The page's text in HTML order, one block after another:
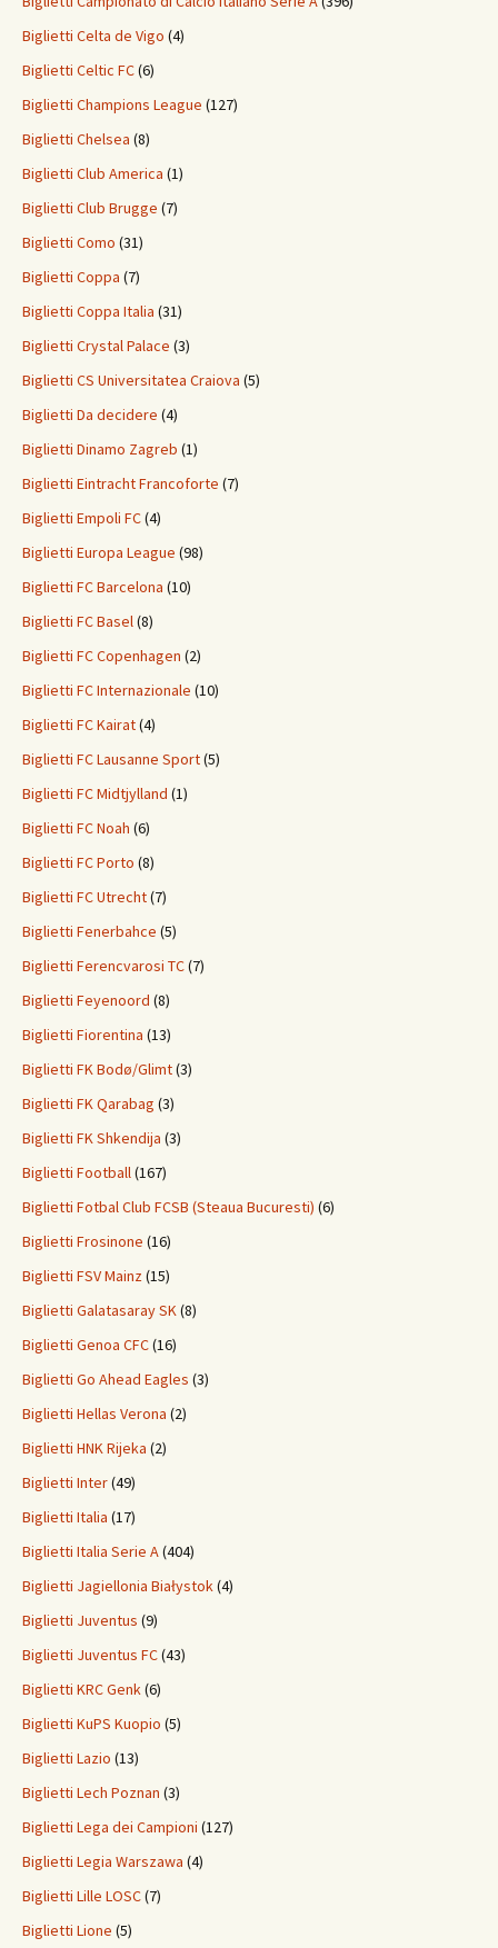
Biglietti Celta de Vigo (4)
Biglietti Celtic FC(6)
Biglietti Champions League (127)
Biglietti Chelsea (8)
Biglietti Club America (1)
Biglietti Club Brugge (7)
Biglietti Como (31)
Biglietti Coppa (7)
Biglietti Coppa Italia (31)
Biglietti Crystal Palace (3)
Biglietti CS Universitatea Craiova (5)
Biglietti Da decidere (4)
Biglietti Dinamo Zagreb (1)
Biglietti Eintracht Francoforte (7)
Biglietti Empoli FC(4)
Biglietti Europa League (98)
Biglietti FC Barcelona (10)
Biglietti FC Basel(8)
Biglietti FC Copenhagen (2)
Biglietti FC Internazionale (10)
Biglietti FC Kairat(4)
Biglietti FC Lausanne Sport(5)
Biglietti FC Midtjylland (1)
Biglietti FC Noah (6)
Biglietti FC Porto (8)
Biglietti FC Utrecht(7)
Biglietti Fenerbahce (5)
Biglietti Ferencvarosi TC(7)
Biglietti Feyenoord (8)
Biglietti Fiorentina (13)
Biglietti FK Bodø/Glimt(3)
Biglietti FK Qarabag (3)
Biglietti FK Shkendija (3)
Biglietti Football(167)
Biglietti Fotbal Club FCSB (Steaua Bucuresti) (6)
Biglietti Frosinone (16)
Biglietti FSV Mainz(15)
Biglietti Galatasaray SK(8)
Biglietti Genoa CFC(16)
Biglietti Go Ahead Eagles (3)
Biglietti Hellas Verona (2)
Biglietti HNK Rijeka (2)
Biglietti Inter(49)
Biglietti Italia (17)
Biglietti Italia Serie A(404)
Biglietti Jagiellonia Białystok(4)
Biglietti Juventus (9)
Biglietti Juventus FC(43)
Biglietti KRC Genk(6)
Biglietti KuPS Kuopio (5)
Biglietti Lazio (13)
Biglietti Lech Poznan (3)
Biglietti Lega dei Campioni (127)
Biglietti Legia Warszawa (4)
Biglietti Lille LOSC(7)
Biglietti Lione (5)